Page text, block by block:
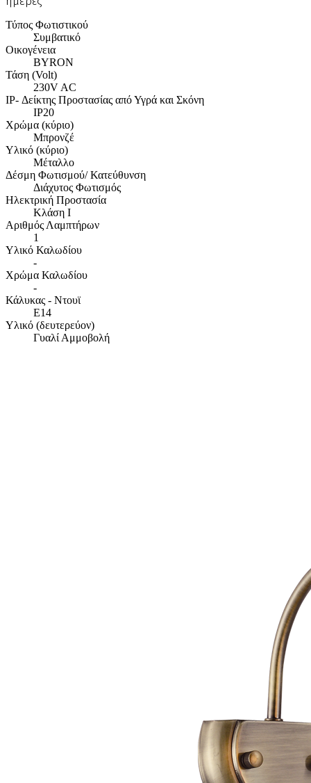
Τύπος Φωτιστικού
Συμβατικό
Οικογένεια
BYRON
Τάση (Volt)
230V AC
IP- Δείκτης Προστασίας από Υγρά και Σκόνη
IP20
Χρώμα (κύριο)
Μπρονζέ
Υλικό (κύριο)
Μέταλλο
Δέσμη Φωτισμού/ Κατεύθυνση
Διάχυτος Φωτισμός
Ηλεκτρική Προστασία
Κλάση Ι
Αριθμός Λαμπτήρων
1
Υλικό Καλωδίου
-
Χρώμα Καλωδίου
-
Κάλυκας - Ντουϊ
E14
Υλικό (δευτερεύον)
Γυαλί Αμμοβολή